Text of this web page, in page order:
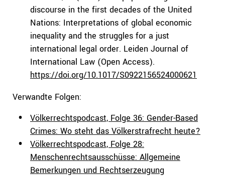
discourse in the first decades of the United
Nations: Interpretations of global economic
inequality and the struggles for a just
international legal order. Leiden Journal of
International Law (Open Access).
https://doi.org/10.1017/S0922156524000621
Verwandte Folgen:
Völkerrechtspodcast, Folge 36: Gender-Based
Crimes: Wo steht das Völkerstrafrecht heute?
Völkerrechtspodcast, Folge 28:
Menschenrechtsausschüsse: Allgemeine
Bemerkungen und Rechtserzeugung